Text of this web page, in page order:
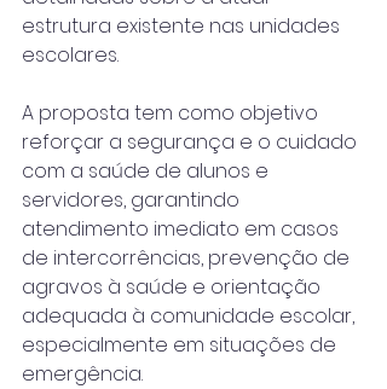
estrutura existente nas unidades
escolares.
A proposta tem como objetivo
reforçar a segurança e o cuidado
com a saúde de alunos e
servidores, garantindo
atendimento imediato em casos
de intercorrências, prevenção de
agravos à saúde e orientação
adequada à comunidade escolar,
especialmente em situações de
emergência.